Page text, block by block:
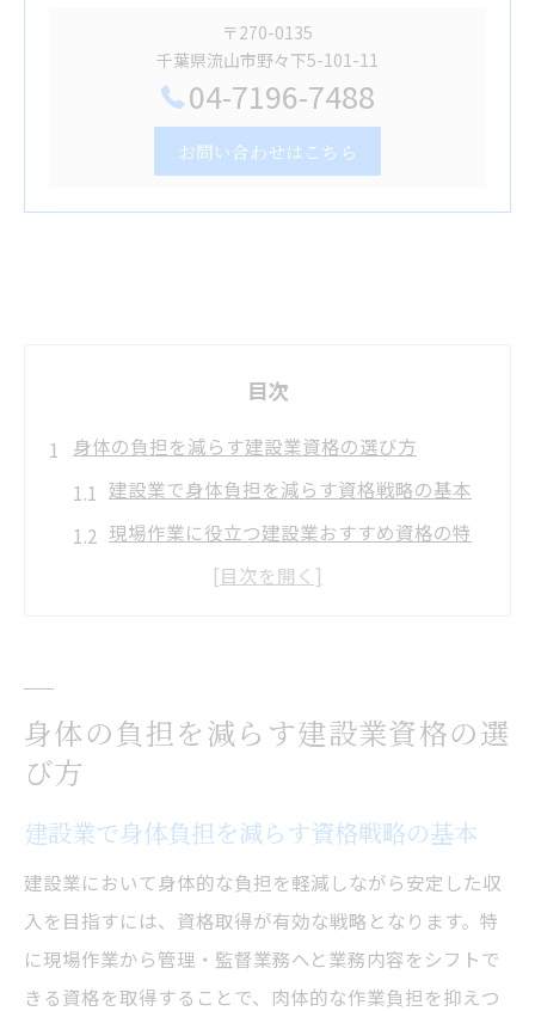
〒270-0135
千葉県流山市野々下5-101-11
04-7196-7488
お問い合わせはこちら
目次
身体の負担を減らす建設業資格の選び方
建設業で身体負担を減らす資格戦略の基本
現場作業に役立つ建設業おすすめ資格の特
ント
建設業の実務経験なしで取得できる国家資
格とは
身体の負担を減らす建設業資格の選
び方
建設業で身体負担を減らす資格戦略の基本
建設業において身体的な負担を軽減しながら安定した収
入を目指すには、資格取得が有効な戦略となります。特
に現場作業から管理・監督業務へと業務内容をシフトで
きる資格を取得することで、肉体的な作業負担を抑えつ